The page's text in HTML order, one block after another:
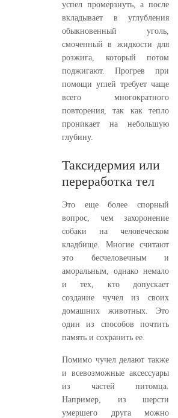
успел промерзнуть, а после
вкладывает в углубления
обыкновенный уголь,
смоченный в жидкости для
розжига, который потом
поджигают. Прогрев при
помощи углей требует чаще
всего многократного
повторения, так как тепло
проникает на небольшую
глубину.
Таксидермия или
переработка тел
Это еще более спорный
вопрос, чем захоронение
собаки на человеческом
кладбище. Многие считают
это бесчеловечным и
аморальным, однако немало
и тех, кто допускает
создание чучел из своих
домашних животных. Это
один из способов почтить
память и сохранить ее.
Помимо чучел делают также
и всевозможные аксессуары
из частей питомца.
Например, из шерсти
умершего друга можно